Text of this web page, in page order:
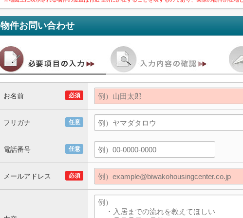
物件お問い合わせ
必須
お名前
任意
フリガナ
任意
電話番号
必須
メールアドレス